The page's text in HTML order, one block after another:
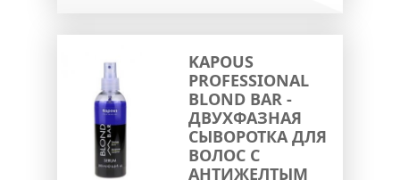
KAPOUS
PROFESSIONAL
BLOND BAR -
ДВУХФАЗНАЯ
СЫВОРОТКА ДЛЯ
ВОЛОС С
АНТИЖЕЛТЫМ